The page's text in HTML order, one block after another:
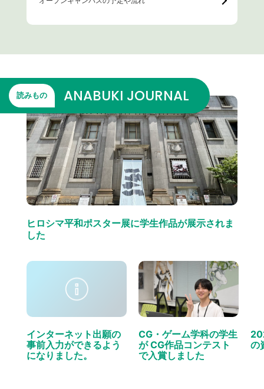
読みもの ANABUKI JOURNAL
ヒロシマ平和ポスター展に学生作品が展示されま
した
インターネット出願の
事前入力ができるよう
になりました。
CG・ゲーム学科の学生
が CG作品コンテスト
で入賞しました
の